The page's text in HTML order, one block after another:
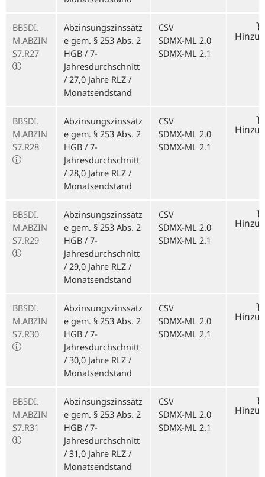
BBSDI.
M.ABZIN
S7.R27
Abzinsungszinssätz
e gem. § 253 Abs. 2
HGB / 7-
Jahresdurchschnitt
/ 27,0 Jahre RLZ /
Monatsendstand
CSV
SDMX-ML 2.0
SDMX-ML 2.1
BBSDI.
M.ABZIN
S7.R28
Abzinsungszinssätz
e gem. § 253 Abs. 2
HGB / 7-
Jahresdurchschnitt
/ 28,0 Jahre RLZ /
Monatsendstand
CSV
SDMX-ML 2.0
SDMX-ML 2.1
BBSDI.
M.ABZIN
S7.R29
Abzinsungszinssätz
e gem. § 253 Abs. 2
HGB / 7-
Jahresdurchschnitt
/ 29,0 Jahre RLZ /
Monatsendstand
CSV
SDMX-ML 2.0
SDMX-ML 2.1
BBSDI.
M.ABZIN
S7.R30
Abzinsungszinssätz
e gem. § 253 Abs. 2
HGB / 7-
Jahresdurchschnitt
/ 30,0 Jahre RLZ /
Monatsendstand
CSV
SDMX-ML 2.0
SDMX-ML 2.1
BBSDI.
M.ABZIN
S7.R31
Abzinsungszinssätz
e gem. § 253 Abs. 2
HGB / 7-
Jahresdurchschnitt
/ 31,0 Jahre RLZ /
Monatsendstand
CSV
SDMX-ML 2.0
SDMX-ML 2.1